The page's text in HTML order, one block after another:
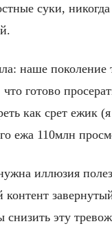
суки, никогда
наше поколение
что готово
как срет ежик
ежа 110млн
иллюзия
контент
снизить эту